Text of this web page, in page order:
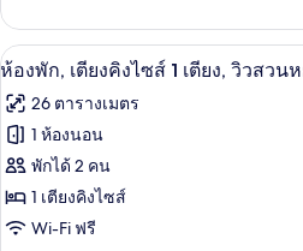
คิง
ไซส์
1
เตียง
เกี่ยว
กับ
ห้อง
ลัก
ซ์,
คิง
ไซส์
เตียง
เปิด
ภาพถ่าย
ทั้งหมด
ของ
ห้อง
พัก,
ห้อ
6
ห้องพัก, เตียงคิงไซส์ 1 เตียง, วิวสวน
26 ตารางเมตร
1 ห้องนอน
พักได้ 2 คน
1 เตียงคิงไซส์
Wi-Fi ฟรี